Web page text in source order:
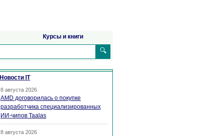
Курсы и книги
🔍
Новости IT
8 августа 2026
AMD договорилась о покупке
разработчика специализированных
ИИ-чипов Taalas
8 августа 2026